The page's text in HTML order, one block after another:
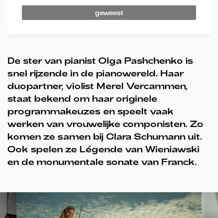
geweest
De ster van pianist Olga Pashchenko is
snel rijzende in de pianowereld. Haar
duopartner, violist Merel Vercammen,
staat bekend om haar originele
programmakeuzes en speelt vaak
werken van vrouwelijke componisten. Zo
komen ze samen bij Clara Schumann uit.
Ook spelen ze Légende van Wieniawski
en de monumentale sonate van Franck.
Overslaan